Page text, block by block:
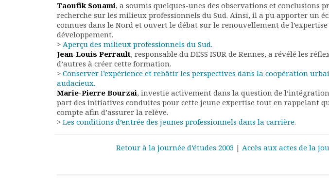
Nous rejoindre
Présentation du bulletin
Comité de rédaction
Bulletins Villes en
développement
Podcast-AdP
Dîners débats
Taoufik Souami, a soumis quelques-unes des observations et conclusions
recherche sur les milieux professionnels du Sud. Ainsi, il a pu apporter un
connues dans le Nord et ouvert le débat sur le renouvellement de
développement.
> Aperçu des milieux professionnels du Sud.
Jean-Louis Perrault, responsable du DESS ISUR de Rennes, a révélé les
d’autres à créer cette formation.
> Conserver l’expérience et rebâtir les perspectives dans la coopération
audacieux.
Marie-Pierre Bourzai, investie activement dans la question de
part des initiatives conduites pour cette jeune expertise tout en rappelant
compte afin d’assurer la relève.
> Les conditions d’entrée des jeunes professionnels dans la carrière.
Retour à la journée d’études 2003 | Accès aux actes de la